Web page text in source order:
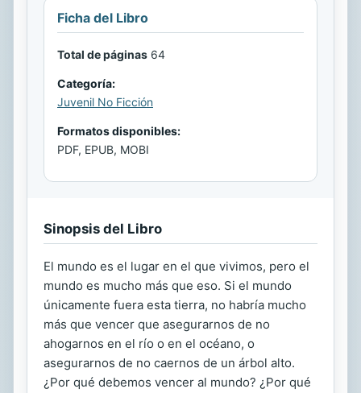
Ficha del Libro
Total de páginas 64
Categoría:
Juvenil No Ficción
Formatos disponibles:
PDF, EPUB, MOBI
Sinopsis del Libro
El mundo es el lugar en el que vivimos, pero el
mundo es mucho más que eso. Si el mundo
únicamente fuera esta tierra, no habría mucho
más que vencer que asegurarnos de no
ahogarnos en el río o en el océano, o
asegurarnos de no caernos de un árbol alto.
¿Por qué debemos vencer al mundo? ¿Por qué